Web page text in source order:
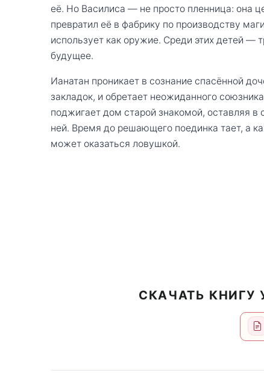
её. Но Василиса — не просто пленница: она
превратил её в фабрику по производству
использует как оружие. Среди этих детей —
будущее.
Ианатан проникает в сознание спасённой
закладок, и обретает неожиданного
поджигает дом старой знакомой, оставляя в
ней. Время до решающего поединка тает, а
может оказаться ловушкой.
СКАЧАТЬ КНИГУ